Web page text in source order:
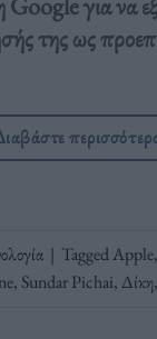
της ως
| TaggedApple,
, Sundar Pichai, Δίκη,